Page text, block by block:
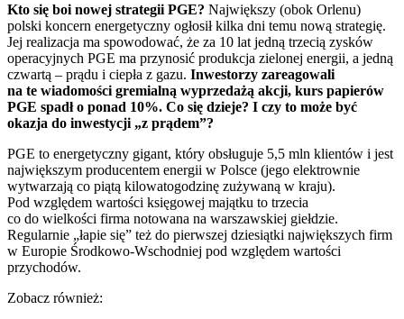
Kto się boi nowej strategii PGE? Największy (obok Orlenu)
polski koncern energetyczny ogłosił kilka dni temu nową strategię.
Jej realizacja ma spowodować, że za 10 lat jedną trzecią zysków
operacyjnych PGE ma przynosić produkcja zielonej energii, a jedną
czwartą – prądu i ciepła z gazu. Inwestorzy zareagowali
na te wiadomości gremialną wyprzedażą akcji, kurs papierów
PGE spadł o ponad 10%. Co się dzieje? I czy to może być
okazja do inwestycji „z prądem”?
PGE to energetyczny gigant, który obsługuje 5,5 mln klientów i jest
największym producentem energii w Polsce (jego elektrownie
wytwarzają co piątą kilowatogodzinę zużywaną w kraju).
Pod względem wartości księgowej majątku to trzecia
co do wielkości firma notowana na warszawskiej giełdzie.
Regularnie „łapie się” też do pierwszej dziesiątki największych firm
w Europie Środkowo-Wschodniej pod względem wartości
przychodów.
Zobacz również: